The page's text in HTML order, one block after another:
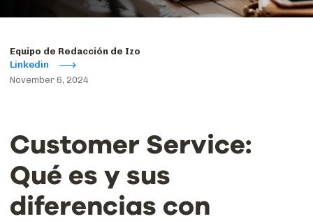
Equipo de Redacción de Izo
Linkedin
November 6, 2024
Customer Service:
Qué es y sus
diferencias con